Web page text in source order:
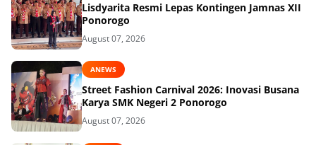
Lisdyarita Resmi Lepas Kontingen Jamnas XII
Ponorogo
August 07, 2026
ANEWS
Street Fashion Carnival 2026: Inovasi Busana
Karya SMK Negeri 2 Ponorogo
August 07, 2026